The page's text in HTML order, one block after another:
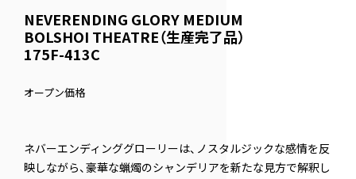
NEVERENDING GLORY MEDIUM
BOLSHOI THEATRE（生産完了品）
175F-413C
オープン価格
ネバーエンディンググローリーは、ノスタルジックな感情を反
映しながら、豪華な蝋燭のシャンデリアを新たな見方で解釈し